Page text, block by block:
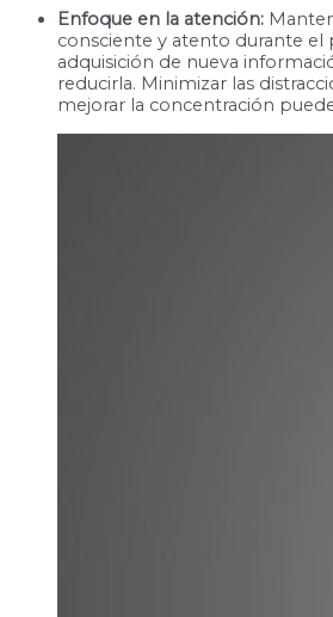
Enfoque en la atención:
consciente y atento durante el
adquisición de nueva
reducirla. Minimizar las
mejorar la concentración